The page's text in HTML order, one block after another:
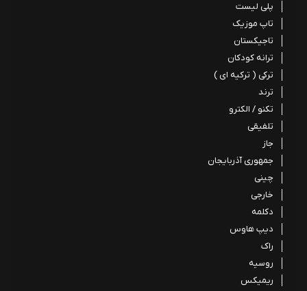
پلی لیست
تاپ موزیک
تاجیکستان
ترانه کودکان
ترکی ( ترکیه ای )
ترند
تکنو / الکترو
تلفیقی
جاز
جمهوری آذربایجان
چینی
خارجی
دکلمه
دیپ هاوس
راک
روسیه
ریمیکس